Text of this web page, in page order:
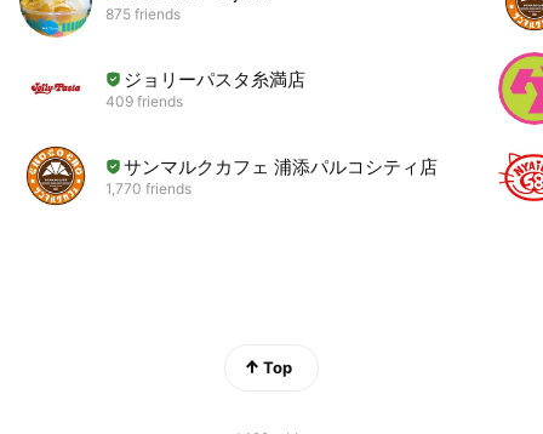
875 friends
ジョリーパスタ糸満店
409 friends
サンマルクカフェ 浦添パルコシティ店
1,770 friends
Top